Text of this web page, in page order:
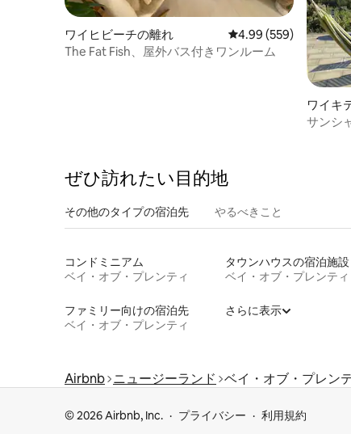
ワイヒビーチの離れ レビュー559件、5つ
4.99 (559)
The Fat Fish、屋外バス付きワンルーム
ワイキ
サンシ
ぜひ訪⁠れ⁠た⁠い目⁠的⁠地
その他のタ⁠イ⁠プ⁠の宿⁠泊⁠先 やるべきこと
コンドミニアム
ベイ・オブ・プレンティ
タウンハウスの宿泊施設
ベイ・オブ・プレンティ
ファミリー向けの宿泊先
ベイ・オブ・プレンティ
さらに表示
Airbnb ニュージーランド ベイ・オブ・プレン
© 2026 Airbnb, Inc. プライバシー 利用規約